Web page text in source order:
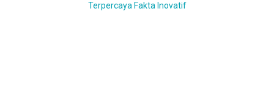
Terpercaya Fakta Inovatif